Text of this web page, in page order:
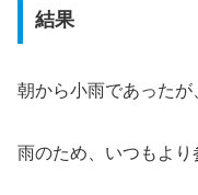
結果
朝から小雨であったが
雨のため、いつもより